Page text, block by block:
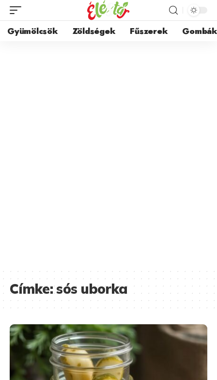
Gyümölcsök Zöldségek Fűszerek Gombák
Címke:sós uborka